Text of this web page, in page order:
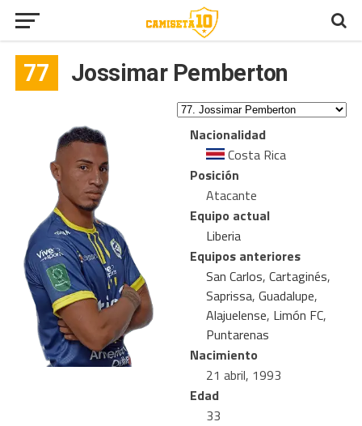
77 Jossimar Pemberton
Nacionalidad
Costa Rica
Posición
Atacante
Equipo actual
Liberia
Equipos anteriores
San Carlos, Cartaginés,
Saprissa, Guadalupe,
Alajuelense, Limón FC,
Puntarenas
Nacimiento
21 abril, 1993
Edad
33